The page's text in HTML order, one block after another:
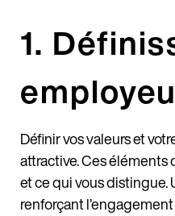
1.
Définir vos valeurs et
attractive. Ces éléments
et ce qui vous distingue.
renforçant